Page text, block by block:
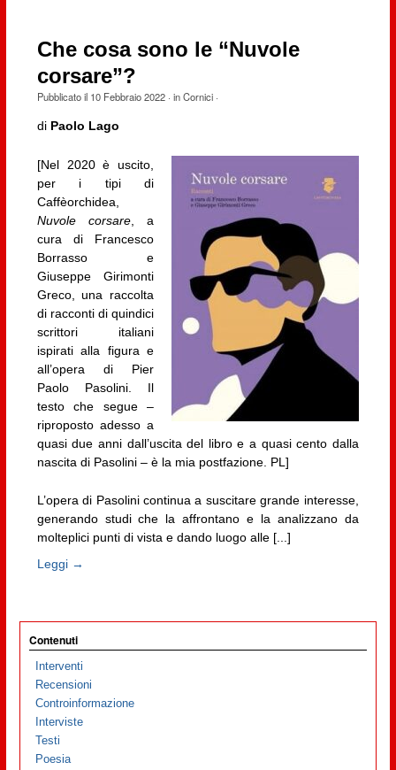
Che cosa sono le “Nuvole
corsare”?
Pubblicato il 10 Febbraio 2022· inCornici·
di Paolo Lago
[Nel 2020 è uscito,
per i tipi di
Caffèorchidea,
Nuvole corsare, a
cura di Francesco
Borrasso e
Giuseppe Girimonti
Greco, una raccolta
di racconti di quindici
scrittori italiani
ispirati alla figura e
all’opera di Pier
Paolo Pasolini. Il
testo che segue –
riproposto adesso a
quasi due anni dall’uscita del libro e a quasi cento dalla
nascita di Pasolini – è la mia postfazione. PL]
L’opera di Pasolini continua a suscitare grande interesse,
generando studi che la affrontano e la analizzano da
molteplici punti di vista e dando luogo alle [...]
Leggi →
Contenuti
Interventi
Recensioni
Controinformazione
Interviste
Testi
Poesia